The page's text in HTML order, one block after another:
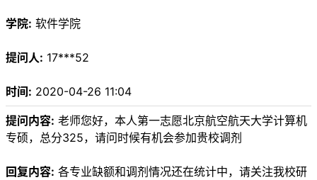
学院: 软件学院
提问人: 17***52
时间: 2020-04-26 11:04
提问内容: 老师您好，本人第一志愿北京航空航天大学计算机
专硕，总分325，请问时候有机会参加贵校调剂
回复内容: 各专业缺额和调剂情况还在统计中，请关注我校研